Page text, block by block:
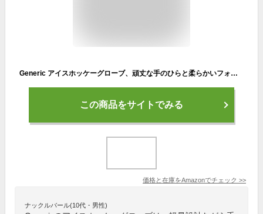
Generic アイスホッケーグローブ、頑丈な手のひらと柔らかいフォームクッション、ホッケー選手、子供、ジュニア、シニアのための柔らかいフォームクッション付きの 軽量ローラーホッキーグローブ (10インチ)
この商品をサイトでみる
価格と在庫をAmazonでチェック >>
ナックルバール(10代・男性)